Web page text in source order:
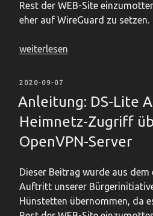
?!?!“
Rest der WEB-Site
eher auf WireGuard zu setzen.
„Schematische
openVPN:
Topologien“
weiterlesen
VERÖFFENTLICHT
AM
2020-09-07
Anleitung: DS-Lite
Heimnetz-Zugriff
OpenVPN-Server
Dieser Beitrag wurde aus dem
Auftritt unserer
Hünstetten übernommen, da